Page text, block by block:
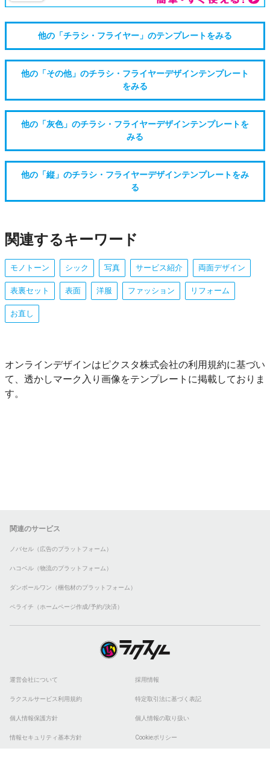
他の「チラシ・フライヤー」のテンプレートをみる
他の「その他」のチラシ・フライヤーデザインテンプレート
をみる
他の「灰色」のチラシ・フライヤーデザインテンプレートを
みる
他の「縦」のチラシ・フライヤーデザインテンプレートをみ
る
関連するキーワード
モノトーン シック 写真 サービス紹介 両面デザイン
表裏セット 表面 洋服 ファッション リフォーム
お直し
オンラインデザインはピクスタ株式会社の利用規約に基づい
て、透かしマーク入り画像をテンプレートに掲載しておりま
す。
関連のサービス
ノバセル（広告のプラットフォーム）
ハコベル（物流のプラットフォーム）
ダンボールワン（梱包材のプラットフォーム）
ペライチ（ホームページ作成/予約/決済）
運営会社について 採用情報
ラクスルサービス利用規約 特定取引法に基づく表記
個人情報保護方針 個人情報の取り扱い
情報セキュリティ基本方針 Cookieポリシー